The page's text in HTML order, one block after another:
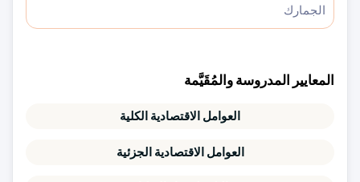
الجمارك
المعايير المدروسة والمُقَيَّمة
العوامل الاقتصادية الكلية
العوامل الاقتصادية الجزئية